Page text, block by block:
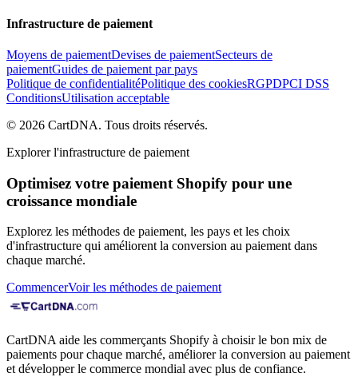
Infrastructure de paiement
Moyens de paiementDevises de paiementSecteurs de
paiementGuides de paiement par pays
Politique de confidentialitéPolitique des cookiesRGPDPCI DSS
ConditionsUtilisation acceptable
© 2026 CartDNA. Tous droits réservés.
Explorer l'infrastructure de paiement
Optimisez votre paiement Shopify pour une
croissance mondiale
Explorez les méthodes de paiement, les pays et les choix
d'infrastructure qui améliorent la conversion au paiement dans
chaque marché.
CommencerVoir les méthodes de paiement
CartDNA aide les commerçants Shopify à choisir le bon mix de
paiements pour chaque marché, améliorer la conversion au paiement
et développer le commerce mondial avec plus de confiance.